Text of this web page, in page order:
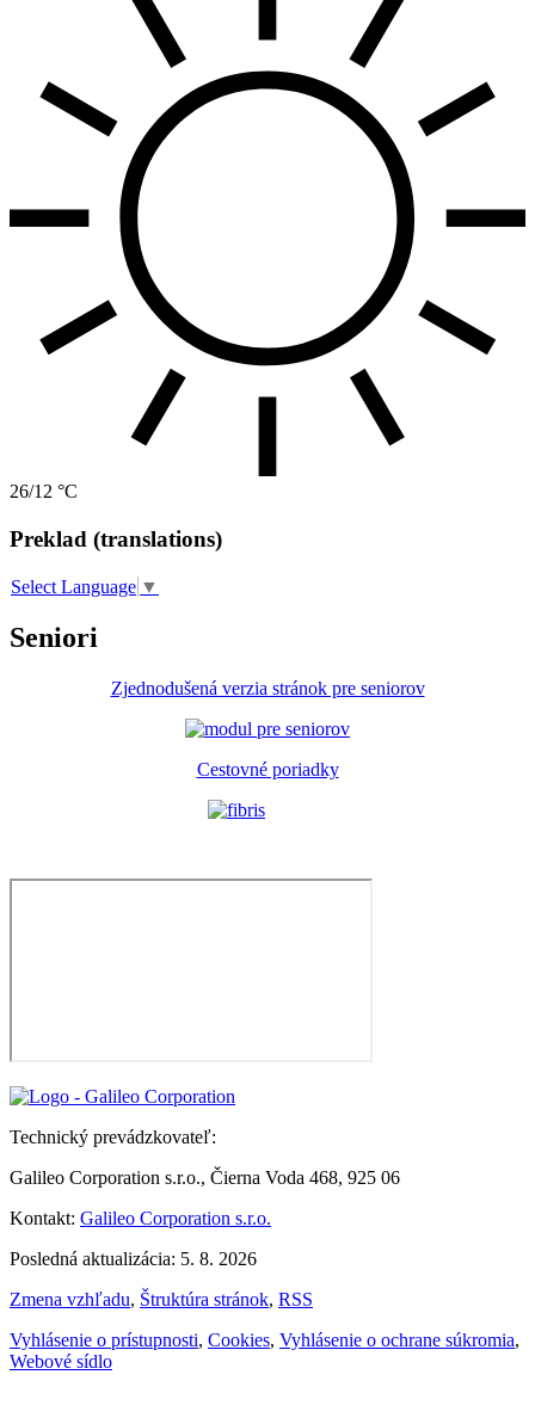
26/12 °C
Preklad (translations)
Select Language ▼
Seniori
Zjednodušená verzia stránok pre seniorov
Cestovné poriadky
Technický prevádzkovateľ:
Galileo Corporation s.r.o., Čierna Voda 468, 925 06
Kontakt: Galileo Corporation s.r.o.
Posledná aktualizácia: 5. 8. 2026
Zmena vzhľadu, Štruktúra stránok, RSS
Vyhlásenie o prístupnosti, Cookies, Vyhlásenie o ochrane súkromia,
Webové sídlo